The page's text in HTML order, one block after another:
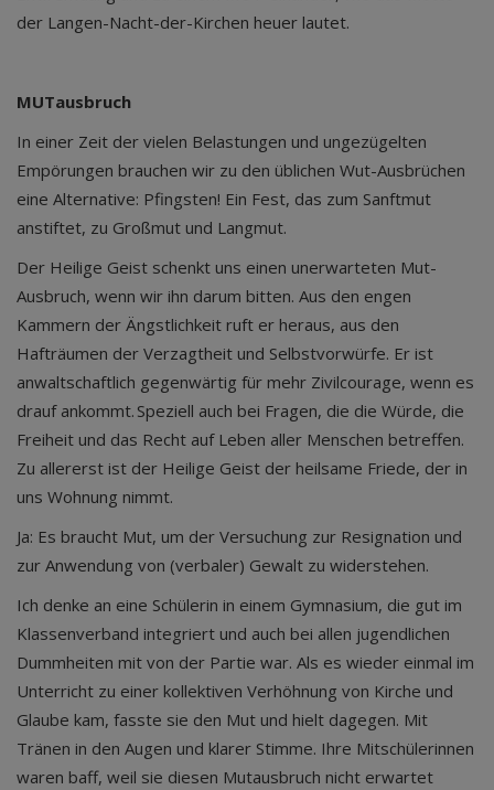
der Langen-Nacht-der-Kirchen heuer lautet.
MUTausbruch
In einer Zeit der vielen Belastungen und ungezügelten
Empörungen brauchen wir zu den üblichen Wut-Ausbrüchen
eine Alternative: Pfingsten! Ein Fest, das zum Sanftmut
anstiftet, zu Großmut und Langmut.
Der Heilige Geist schenkt uns einen unerwarteten Mut-
Ausbruch, wenn wir ihn darum bitten. Aus den engen
Kammern der Ängstlichkeit ruft er heraus, aus den
Hafträumen der Verzagtheit und Selbstvorwürfe. Er ist
anwaltschaftlich gegenwärtig für mehr Zivilcourage, wenn es
drauf ankommt. Speziell auch bei Fragen, die die Würde, die
Freiheit und das Recht auf Leben aller Menschen betreffen.
Zu allererst ist der Heilige Geist der heilsame Friede, der in
uns Wohnung nimmt.
Ja: Es braucht Mut, um der Versuchung zur Resignation und
zur Anwendung von (verbaler) Gewalt zu widerstehen.
Ich denke an eine Schülerin in einem Gymnasium, die gut im
Klassenverband integriert und auch bei allen jugendlichen
Dummheiten mit von der Partie war. Als es wieder einmal im
Unterricht zu einer kollektiven Verhöhnung von Kirche und
Glaube kam, fasste sie den Mut und hielt dagegen. Mit
Tränen in den Augen und klarer Stimme. Ihre Mitschülerinnen
waren baff, weil sie diesen Mutausbruch nicht erwartet